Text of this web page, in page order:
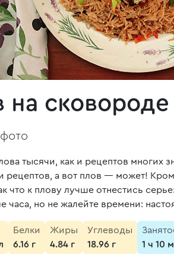
на сковороде
тысячи, как и рецептов многих
рецептов, а вот плов — может!
что к плову лучше отнестись
часа, но не жалейте времени:
Белки
6.16 г
Жиры
4.84 г
Углеводы
18.96 г
1 ч 10